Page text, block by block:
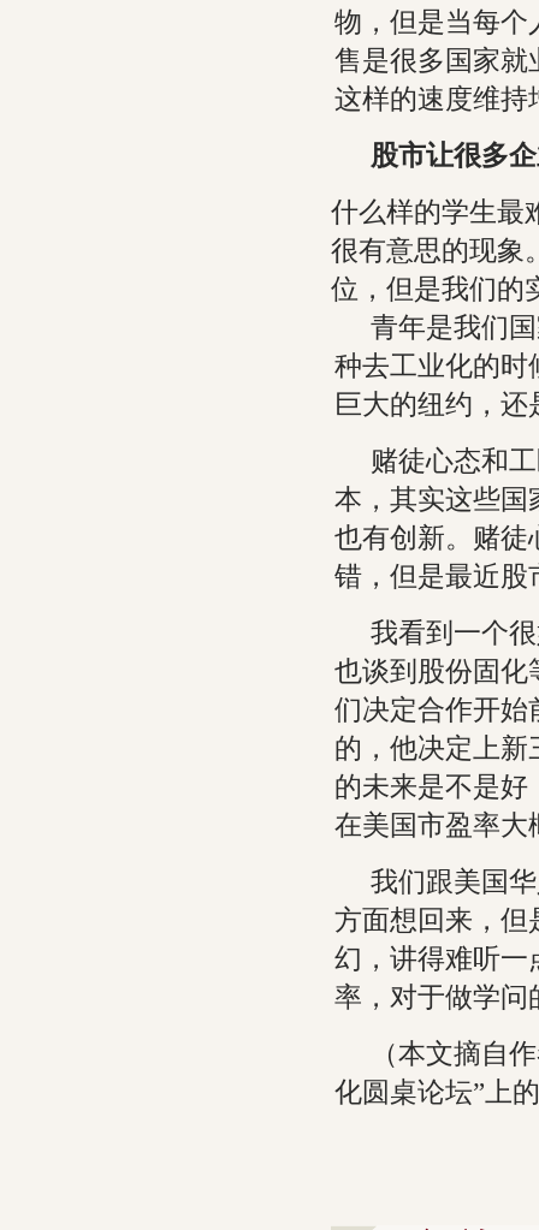
物，但是当每个
售是很多国家就
这样的速度维持
股市让很多
什么样的学生最
很有意思的现象
位，但是我们的
青年是我们
种去工业化的时
巨大的纽约，
赌徒心态和
本，其实这些国
也有创新。赌徒
错，但是最近股
我看到一个
也谈到股份固化
们决定合作开始
的，他决定上新
的未来是不是好
在美国市盈率大
我们跟美国
方面想回来，但
幻，讲得难听一
率，对于做学问
（本文摘自
化圆桌论坛”上